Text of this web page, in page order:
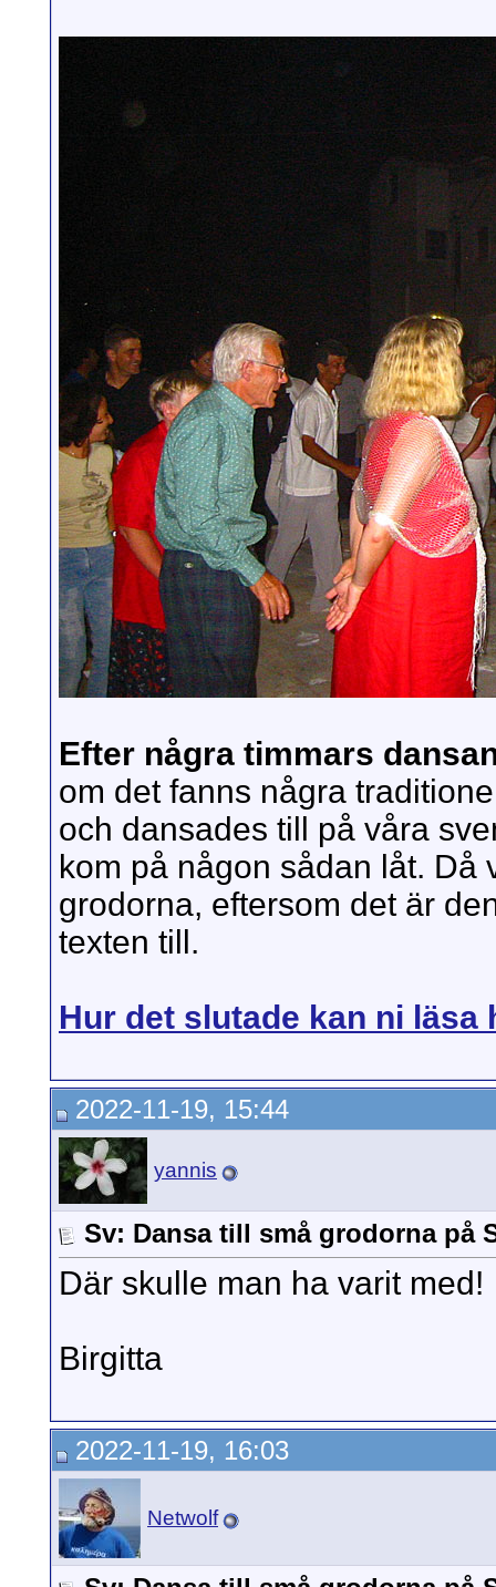
Efter några timmars
om det fanns några
och dansades till på våra
kom på någon sådan låt. Då
grodorna, eftersom det är
texten till.
Hur det slutade kan ni läsa
2022-11-19, 15:44
yannis
Sv: Dansa till små grodorna på
Där skulle man ha varit med!
Birgitta
2022-11-19, 16:03
Netwolf